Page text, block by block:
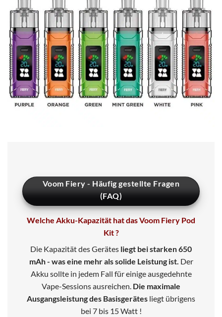
Voom Fiery - Häufig gestellte Fragen
(FAQ)
Welche Akku-Kapazität hat das Voom Fiery Pod
Kit ?
Die Kapazität des Gerätes liegt bei starken 650
mAh - was eine mehr als solide Leistung ist. Der
Akku sollte in jedem Fall für einige ausgedehnte
Vape-Sessions ausreichen. Die maximale
Ausgangsleistung des Basisgerätes liegt übrigens
bei 7 bis 15 Watt !